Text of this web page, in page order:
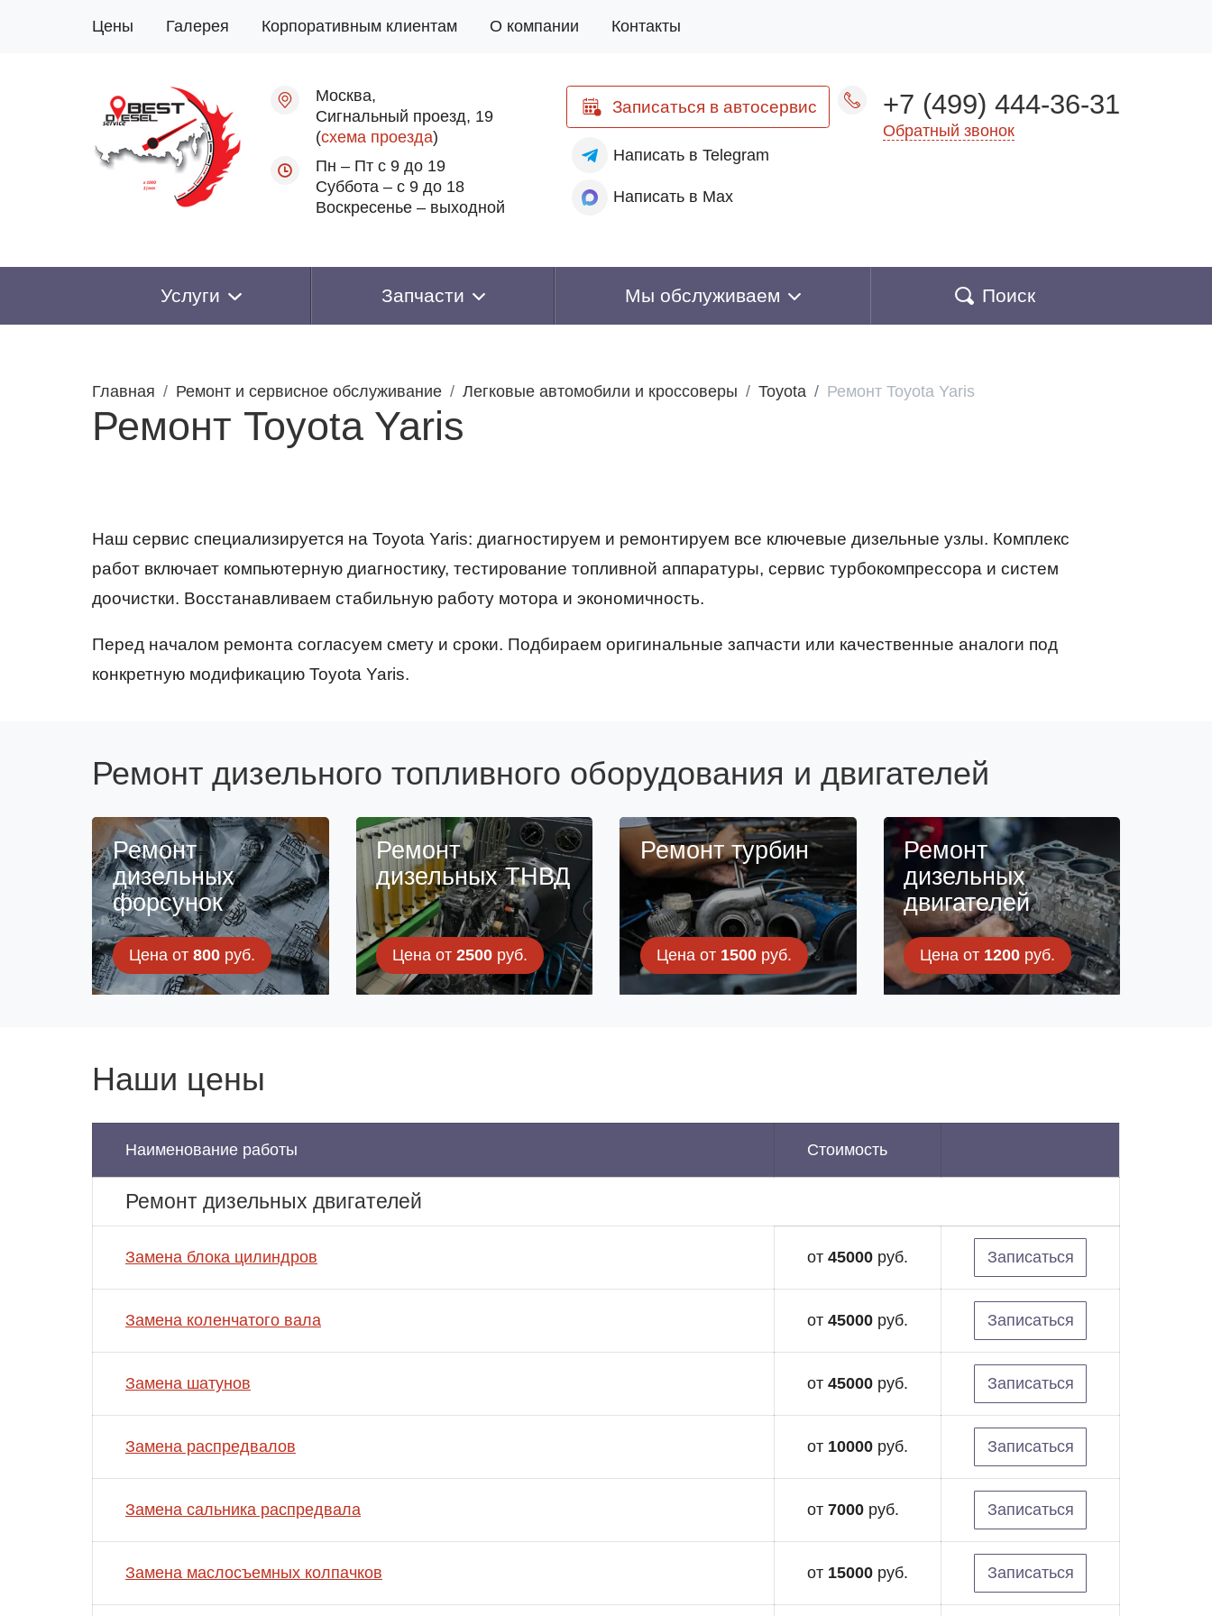
Цены Галерея Корпоративным клиентам О компании Контакты
Москва,
Сигнальный проезд, 19
(схема проезда)
Пн – Пт с 9 до 19
Суббота – с 9 до 18
Воскресенье – выходной
Записаться в автосервис
Написатьв Telegram
Написатьв Max
+7 (499) 444-36-31
Обратный звонок
Услуги Запчасти Мы обслуживаем Поиск
Главная Ремонт и сервисное обслуживание Легковые автомобили и кроссоверы Toyota Ремонт Toyota Yaris
Ремонт Toyota Yaris
Наш сервис специализируется на Toyota Yaris: диагностируем и ремонтируем все ключевые дизельные узлы. Комплекс
работ включает компьютерную диагностику, тестирование топливной аппаратуры, сервис турбокомпрессора и систем
доочистки. Восстанавливаем стабильную работу мотора и экономичность.
Перед началом ремонта согласуем смету и сроки. Подбираем оригинальные запчасти или качественные аналоги под
конкретную модификацию Toyota Yaris.
Ремонт дизельного топливного оборудования и двигателей
Ремонт
дизельных
форсунок
Цена от 800руб.
Ремонт
дизельных ТНВД
Цена от 2500 руб.
Ремонт турбин
Цена от 1500руб.
Ремонт
дизельных
двигателей
Цена от 1200 руб.
Наши цены
Наименование работы Стоимость
Ремонт дизельных двигателей
Замена блока цилиндров от 45000 руб. Записаться
Замена коленчатого вала от 45000 руб. Записаться
Замена шатунов от 45000 руб. Записаться
Замена распредвалов от 10000 руб. Записаться
Замена сальника распредвала от 7000 руб. Записаться
Замена маслосъемных колпачков от 15000 руб. Записаться